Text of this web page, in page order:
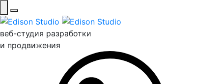
веб-студия разработки
и продвижения